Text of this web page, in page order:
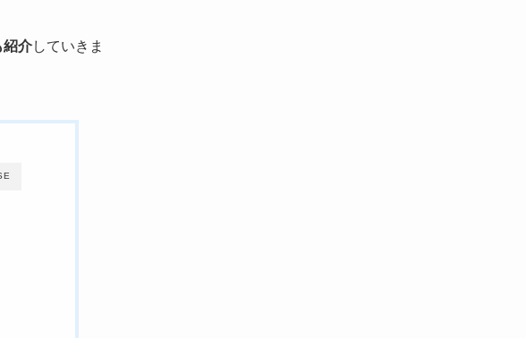
紹介していきま